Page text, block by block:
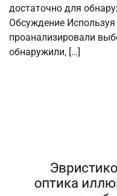
достаточно для
Обсуждение
проанализировали
обнаружили, […]